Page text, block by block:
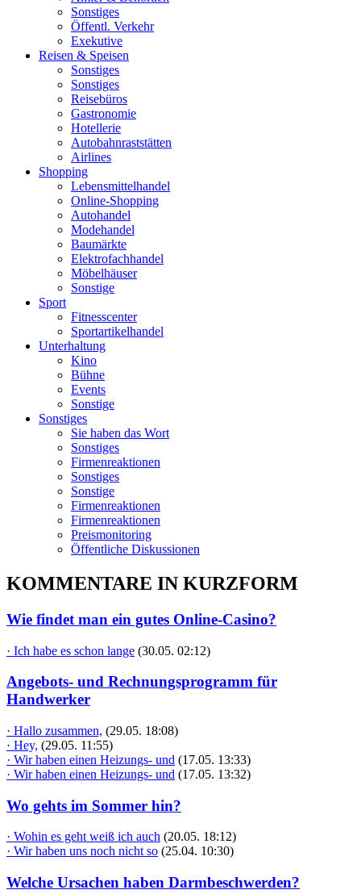
Sonstiges
Öffentl. Verkehr
Exekutive
Reisen & Speisen
Sonstiges
Sonstiges
Reisebüros
Gastronomie
Hotellerie
Autobahnraststätten
Airlines
Shopping
Lebensmittelhandel
Online-Shopping
Autohandel
Modehandel
Baumärkte
Elektrofachhandel
Möbelhäuser
Sonstige
Sport
Fitnesscenter
Sportartikelhandel
Unterhaltung
Kino
Bühne
Events
Sonstige
Sonstiges
Sie haben das Wort
Sonstiges
Firmenreaktionen
Sonstiges
Sonstige
Firmenreaktionen
Firmenreaktionen
Preismonitoring
Öffentliche Diskussionen
KOMMENTARE IN KURZFORM
Wie findet man ein gutes Online-Casino?
· Ich habe es schon lange (30.05. 02:12)
Angebots- und Rechnungsprogramm für
Handwerker
· Hallo zusammen, (29.05. 18:08)
· Hey, (29.05. 11:55)
· Wir haben einen Heizungs- und (17.05. 13:33)
· Wir haben einen Heizungs- und (17.05. 13:32)
Wo gehts im Sommer hin?
· Wohin es geht weiß ich auch (20.05. 18:12)
· Wir haben uns noch nicht so (25.04. 10:30)
Welche Ursachen haben Darmbeschwerden?